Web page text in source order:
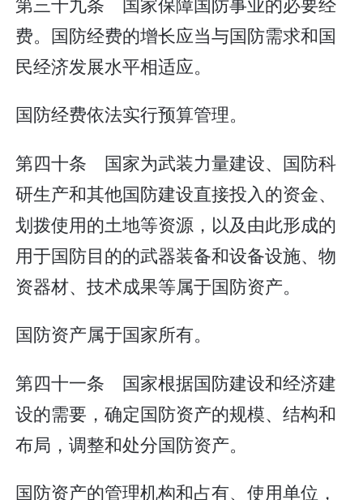
费。国防经费的增长应当与国防需求和国
民经济发展水平相适应。
国防经费依法实行预算管理。
第四十条 国家为武装力量建设、国防科
研生产和其他国防建设直接投入的资金、
划拨使用的土地等资源，以及由此形成的
用于国防目的的武器装备和设备设施、物
资器材、技术成果等属于国防资产。
国防资产属于国家所有。
第四十一条 国家根据国防建设和经济建
设的需要，确定国防资产的规模、结构和
布局，调整和处分国防资产。
国防资产的管理机构和占有、使用单位，